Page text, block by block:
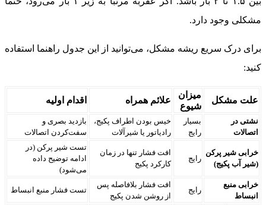
مشکلی وجود دارد.
برای درک سریع ریشه مشکل، می‌توانید از این جدول راهنما استفاده
کنید:
علت مشکل
میزان
شیوع
علائم همراه اقدام اولیه
نشتی در
اتصالات
بسیار
رایج
خیس بودن اطراف پکیج،
رادیاتور یا شیرآلات
بازدید بصری و
سفت‌کردن اتصالات
خرابی شیر پرکن
(شیر آب پکیج)
رایج
افت فشار تنها در زمان
کارکرد پکیج
تست شیر پرکن (در
ادامه توضیح داده
می‌شود)
خرابی منبع
انبساط
رایج
افت فشار بلافاصله پس
از روشن شدن پکیج
تست فشار منبع انبساط